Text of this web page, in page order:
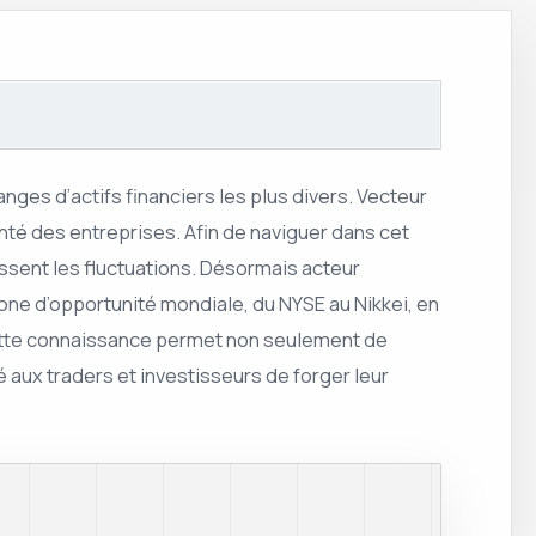
d’actifs financiers les plus divers. Vecteur
des entreprises. Afin de naviguer dans cet
les fluctuations. Désormais acteur
d’opportunité mondiale, du NYSE au Nikkei, en
connaissance permet non seulement de
aux traders et investisseurs de forger leur